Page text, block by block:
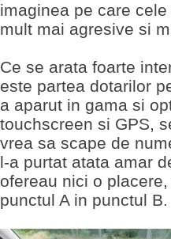
imaginea pe care
mult mai agresive si
Ce se arata foarte
este partea dotarilor
a aparut in gama si
touchscreen si GPS,
vrea sa scape de
l-a purtat atata amar
ofereau nici o
punctul A in punctul B.